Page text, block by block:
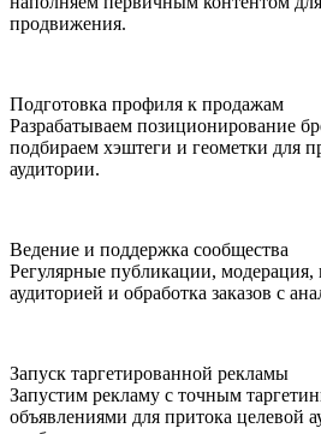
продвижения.
Подготовка профиля к продажам
Разрабатываем позиционирование
подбираем хэштеги и геометки для
аудитории.
Ведение и поддержка сообщества
Регулярные публикации, модерация,
аудиторией и обработка заказов с
Запуск таргетированной рекламы
Запустим рекламу с точным
объявлениями для притока целевой